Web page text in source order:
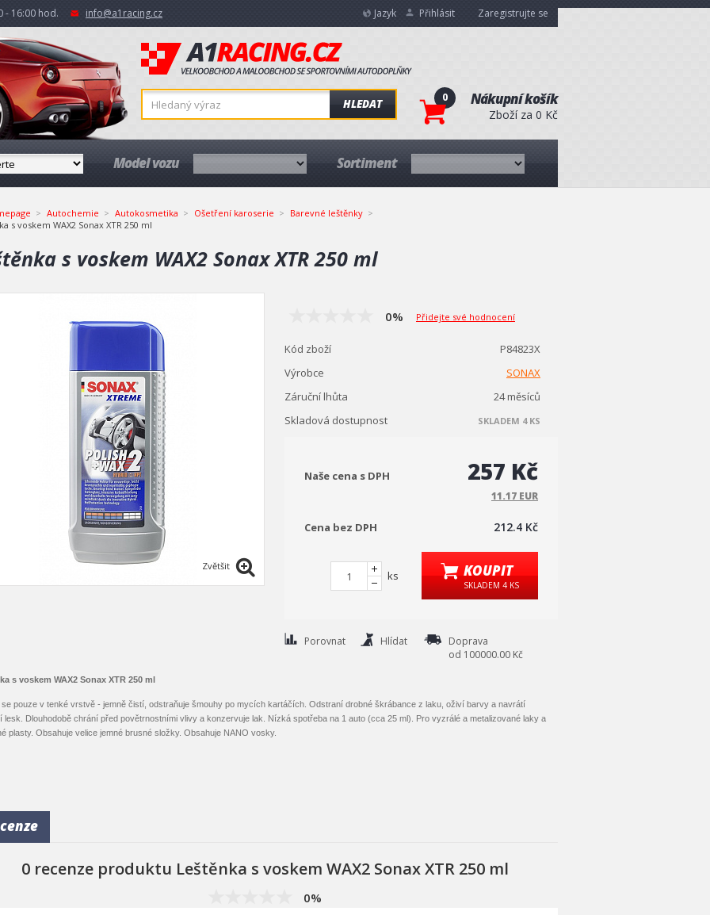
- 16:00 hod. info@a1racing.cz Jazyk Přihlásit Zaregistrujte se
HLEDAT 0 Nákupní košík
Zboží za 0 Kč
Model vozu Sortiment
Autochemie Autokosmetika Ošetření karoserie
Barevné leštěnky
s voskem WAX2 Sonax XTR 250 ml
s voskem WAX2 Sonax XTR 250 ml
Zvětšit
0% Přidejte své hodnocení
Kód zboží
P84823X
Výrobce
SONAX
Záruční lhůta
24 měsíců
Skladová dostupnost
SKLADEM 4 KS
Naše cena s DPH 257 Kč
11.17 EUR
Cena bez DPH 212.4 Kč
ks KOUPIT
SKLADEM 4 KS
Porovnat Hlídat
Doprava
od 100000.00 Kč
s voskem WAX2 Sonax XTR 250 ml
se pouze v tenké vrstvě - jemně čistí, odstraňuje šmouhy po mycích kartáčích. Odstraní drobné škrábance z laku, oživí barvy a navrátí
lesk. Dlouhodobě chrání před povětrnostními vlivy a konzervuje lak. Nízká spotřeba na 1 auto (cca 25 ml). Pro vyzrálé a metalizované laky a
plasty. Obsahuje velice jemné brusné složky. Obsahuje NANO vosky.
0 recenze produktu Leštěnka s voskem WAX2 Sonax XTR 250 ml
0%